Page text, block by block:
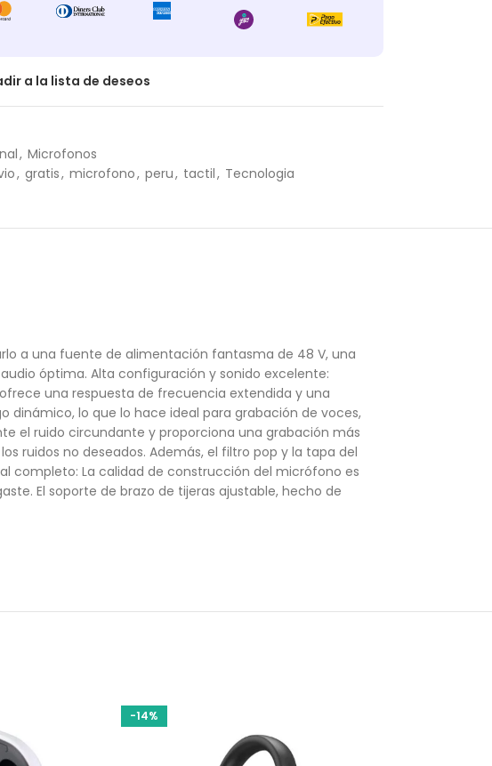
a la lista de deseos
, Microfonos
, gratis, microfono, peru, tactil, Tecnologia
a una fuente de alimentación fantasma de 48 V, una
óptima. Alta configuración y sonido excelente:
una respuesta de frecuencia extendida y una
dinámico, lo que lo hace ideal para grabación de voces,
el ruido circundante y proporciona una grabación más
ruidos no deseados. Además, el filtro pop y la tapa del
completo: La calidad de construcción del micrófono es
El soporte de brazo de tijeras ajustable, hecho de
-14%